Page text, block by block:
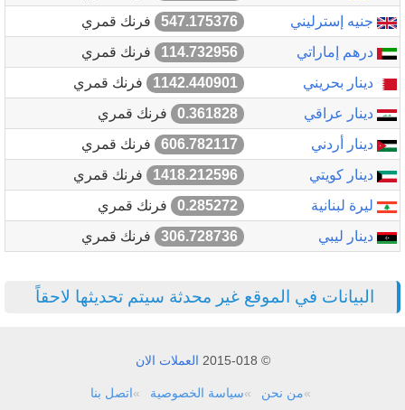
جنيه إسترليني
547.175376
فرنك قمري
درهم إماراتي
114.732956
فرنك قمري
دينار بحريني
1142.440901
فرنك قمري
دينار عراقي
0.361828
فرنك قمري
دينار أردني
606.782117
فرنك قمري
دينار كويتي
1418.212596
فرنك قمري
ليرة لبنانية
0.285272
فرنك قمري
دينار ليبي
306.728736 فرنك قمري
البيانات في الموقع غير محدثة سيتم تحديثها لاحقاً
© 2015-018 العملات الان
من نحن سياسة الخصوصية
اتصل بنا